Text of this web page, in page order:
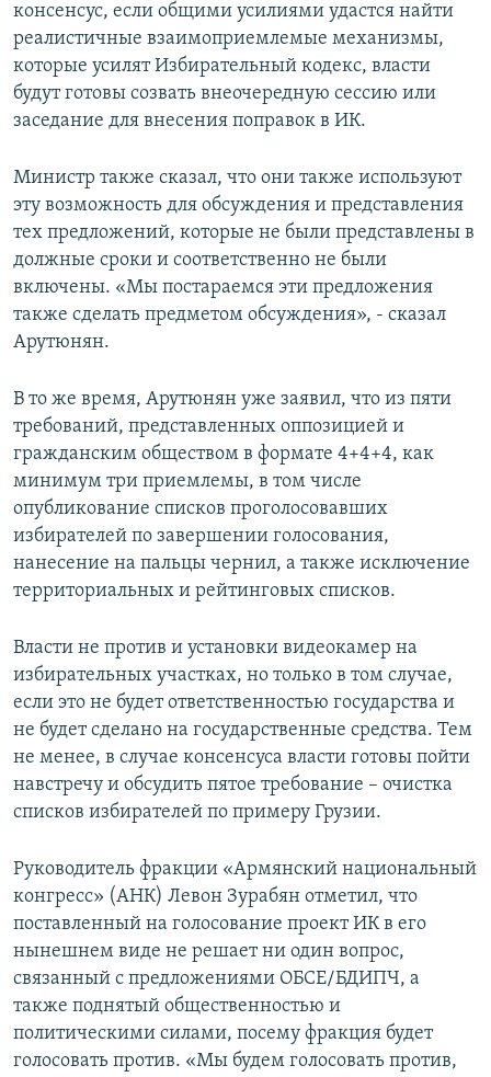
консенсус, если общими усилиями удастся найти
реалистичные взаимоприемлемые механизмы,
которые усилят Избирательный кодекс, власти
будут готовы созвать внеочередную сессию или
заседание для внесения поправок в ИК.
Министр также сказал, что они также используют
эту возможность для обсуждения и представления
тех предложений, которые не были представлены в
должные сроки и соответственно не были
включены. «Мы постараемся эти предложения
также сделать предметом обсуждения», - сказал
Арутюнян.
В то же время, Арутюнян уже заявил, что из пяти
требований, представленных оппозицией и
гражданским обществом в формате 4+4+4, как
минимум три приемлемы, в том числе
опубликование списков проголосовавших
избирателей по завершении голосования,
нанесение на пальцы чернил, а также исключение
территориальных и рейтинговых списков.
Власти не против и установки видеокамер на
избирательных участках, но только в том случае,
если это не будет ответственностью государства и
не будет сделано на государственные средства. Тем
не менее, в случае консенсуса власти готовы пойти
навстречу и обсудить пятое требование – очистка
списков избирателей по примеру Грузии.
Руководитель фракции «Армянский национальный
конгресс» (АНК) Левон Зурабян отметил, что
поставленный на голосование проект ИК в его
нынешнем виде не решает ни один вопрос,
связанный с предложениями ОБСЕ/БДИПЧ, а
также поднятый общественностью и
политическими силами, посему фракция будет
голосовать против. «Мы будем голосовать против,